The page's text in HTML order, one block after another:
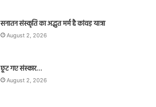
सनातन संस्कृति का अद्भुत मर्म है कांवड़ यात्रा
August 2, 2026
छूट गए संस्कार…
August 2, 2026